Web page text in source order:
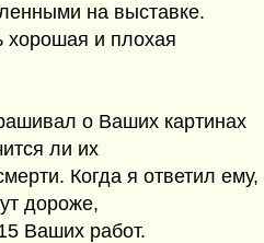
на выставке.
хорошая и плохая
о Ваших картинах
ли их
Когда я ответил ему,
дороже,
Ваших работ.